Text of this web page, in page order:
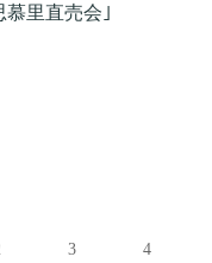
里直売会｣
3 4